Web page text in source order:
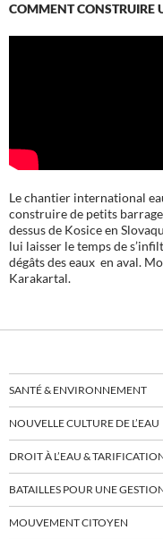
COMMENT CONSTRUIRE
Le chantier international
construire de petits
dessus de Kosice en
lui laisser le temps de
dégâts des eaux en aval.
Karakartal.
SANTÉ & ENVIRONNEMENT
NOUVELLE CULTURE DE L’EAU
DROIT À L’EAU &
BATAILLES POUR UNE
MOUVEMENT CITOYEN